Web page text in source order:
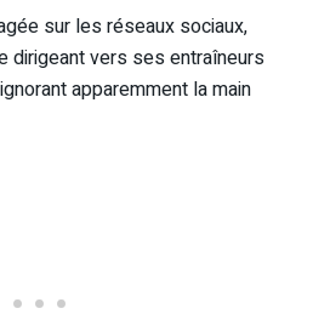
sur les réseaux sociaux,
dirigeant vers ses entraîneurs
apparemment la main